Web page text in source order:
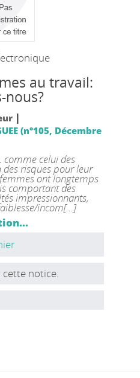
au travail:
nous?
|
(n°105, Décembre
comme celui des
risques pour leur
ont longtemps
comportant des
impressionnants,
incom[...]
cette notice.